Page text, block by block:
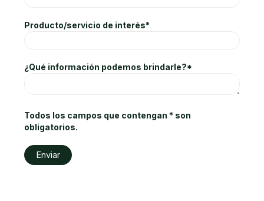
Producto/servicio de interés*
¿Qué información podemos brindarle?*
Todos los campos que contengan * son
obligatorios.